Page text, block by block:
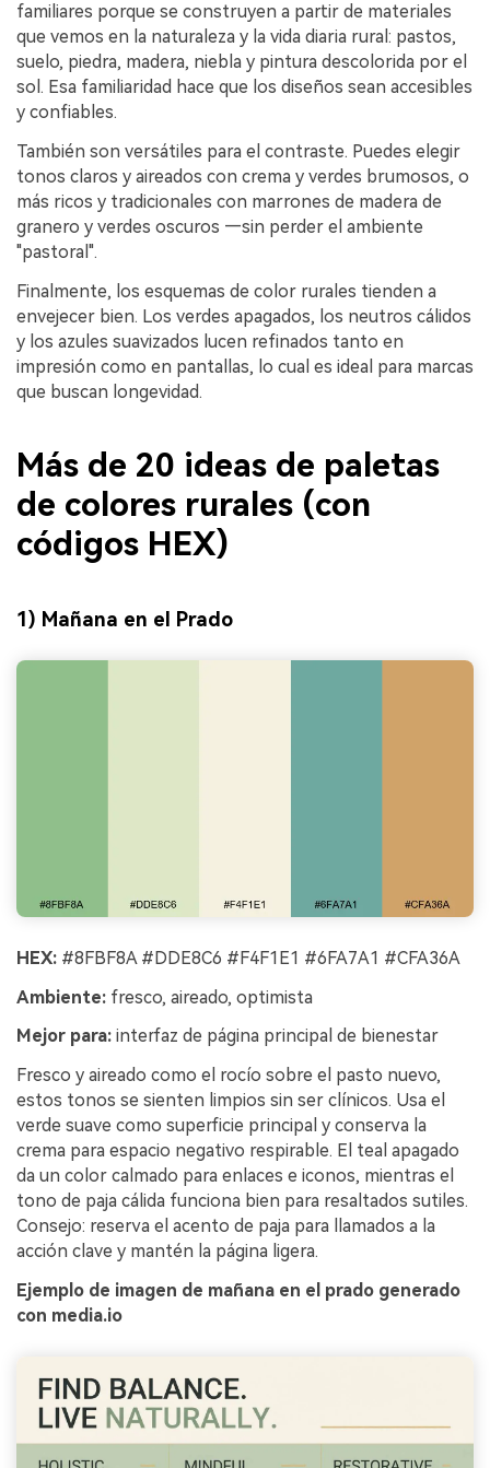
familiares porque se construyen a partir de materiales
que vemos en la naturaleza y la vida diaria rural: pastos,
suelo, piedra, madera, niebla y pintura descolorida por el
sol. Esa familiaridad hace que los diseños sean accesibles
y confiables.
También son versátiles para el contraste. Puedes elegir
tonos claros y aireados con crema y verdes brumosos, o
más ricos y tradicionales con marrones de madera de
granero y verdes oscuros —sin perder el ambiente
"pastoral".
Finalmente, los esquemas de color rurales tienden a
envejecer bien. Los verdes apagados, los neutros cálidos
y los azules suavizados lucen refinados tanto en
impresión como en pantallas, lo cual es ideal para marcas
que buscan longevidad.
Más de 20 ideas de paletas
de colores rurales (con
códigos HEX)
1) Mañana en el Prado
HEX: #8FBF8A #DDE8C6 #F4F1E1 #6FA7A1 #CFA36A
Ambiente: fresco, aireado, optimista
Mejor para: interfaz de página principal de bienestar
Fresco y aireado como el rocío sobre el pasto nuevo,
estos tonos se sienten limpios sin ser clínicos. Usa el
verde suave como superficie principal y conserva la
crema para espacio negativo respirable. El teal apagado
da un color calmado para enlaces e iconos, mientras el
tono de paja cálida funciona bien para resaltados sutiles.
Consejo: reserva el acento de paja para llamados a la
acción clave y mantén la página ligera.
Ejemplo de imagen de mañana en el prado generado
con media.io